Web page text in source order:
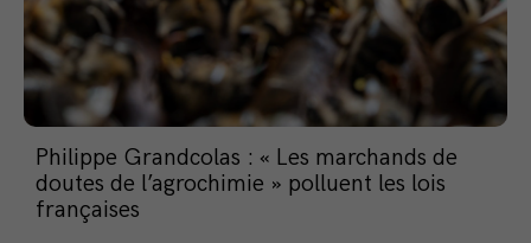
Philippe Grandcolas : « Les marchands de
doutes de l’agrochimie » polluent les lois
françaises